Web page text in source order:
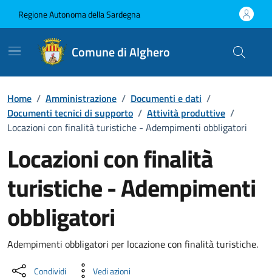
Regione Autonoma della Sardegna
Comune di Alghero
Home / Amministrazione / Documenti e dati /
Documenti tecnici di supporto / Attività produttive /
Locazioni con finalità turistiche - Adempimenti obbligatori
Locazioni con finalità
turistiche - Adempimenti
obbligatori
Dettaglio del documento
Adempimenti obbligatori per locazione con finalità turistiche.
Condividi Vedi azioni